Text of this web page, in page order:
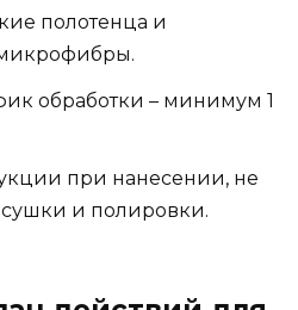
полотенца и
обработки – минимум 1
при нанесении, не
сушки и полировки.